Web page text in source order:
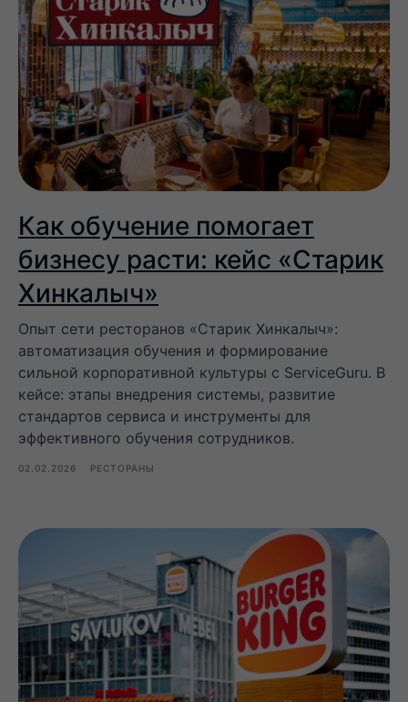
Как обучение помогает
бизнесу расти: кейс «Старик
Хинкалыч»
Опыт сети ресторанов «Старик Хинкалыч»:
автоматизация обучения и формирование
сильной корпоративной культуры с ServiceGuru. В
кейсе: этапы внедрения системы, развитие
стандартов сервиса и инструменты для
эффективного обучения сотрудников.
02.02.2026 РЕСТОРАНЫ